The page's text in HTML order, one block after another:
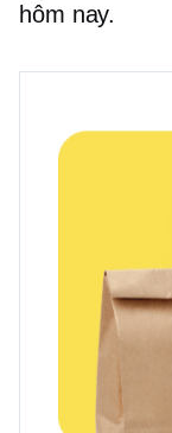
hôm nay.